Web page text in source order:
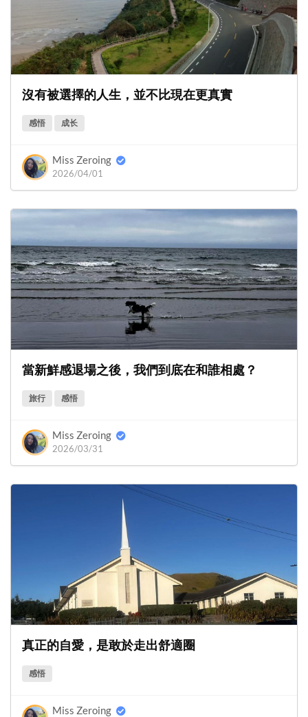
沒有被選擇的人生，並不比現在更真實
感悟 成长
Miss Zeroing
2026/04/01
當新鮮感退場之後，我們到底在和誰相處？
旅行 感悟
Miss Zeroing
2026/03/31
真正的自愛，是敢於走出舒適圈
感悟
Miss Zeroing